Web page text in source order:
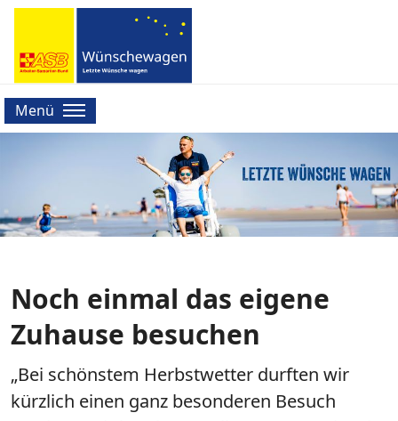
Menü
Noch einmal das eigene
Zuhause besuchen
„Bei schönstem Herbstwetter durften wir
kürzlich einen ganz besonderen Besuch